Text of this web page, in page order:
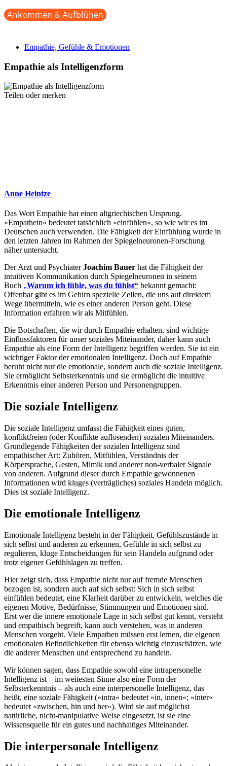
Ankommen & Aufblühen
Empathie, Gefühle & Emotionen
Empathie als Intelligenzform
Teilen oder merken
Anne Heintze
Das Wort Empathie hat einen altgriechischen Ursprung.
»Empathein« bedeutet tatsächlich »einfühlen«, so wie wir es im
Deutschen auch verwenden. Die Fähigkeit der Einfühlung wurde in
den letzten Jahren im Rahmen der Spiegelneuronen-Forschung
näher untersucht.
Der Arzt und PsychiaterJoachim Bauer hat die Fähigkeit der
intuitiven Kommunikation durch Spiegelneuronen in seinem
Buch „Warum ich fühle, was du fühlst“ bekannt gemacht:
Offenbar gibt es im Gehirn spezielle Zellen, die uns auf direktem
Wege übermitteln, wie es einer anderen Person geht. Diese
Information erfahren wir als Mitfühlen.
Die Botschaften, die wir durch Empathie erhalten, sind wichtige
Einflussfaktoren für unser soziales Miteinander, daher kann auch
Empathie als eine Form der Intelligenz begriffen werden. Sie ist ein
wichtiger Faktor der emotionalen Intelligenz. Doch auf Empathie
beruht nicht nur die emotionale, sondern auch die soziale Intelligenz.
Sie ermöglicht Selbsterkenntnis und sie ermöglicht die intuitive
Erkenntnis einer anderen Person und Personengruppen.
Die soziale Intelligenz
Die soziale Intelligenz umfasst die Fähigkeit eines guten,
konfliktfreien (oder Konflikte auflösenden) sozialen Miteinanders.
Grundlegende Fähigkeiten der sozialen Intelligenz sind
empathischer Art: Zuhören, Mitfühlen, Verständnis der
Körpersprache, Gesten, Mimik und anderer non-verbaler Signale
von anderen. Aufgrund dieser durch Empathie gewonnenen
Informationen wird kluges (verträgliches) soziales Handeln möglich.
Dies ist soziale Intelligenz.
Die emotionale Intelligenz
Emotionale Intelligenz besteht in der Fähigkeit, Gefühlszustände in
sich selbst und anderen zu erkennen, Gefühle in sich selbst zu
regulieren, kluge Entscheidungen für sein Handeln aufgrund oder
trotz eigener Gefühlslagen zu treffen.
Hier zeigt sich, dass Empathie nicht nur auf fremde Menschen
bezogen ist, sondern auch auf sich selbst: Sich in sich selbst
einfühlen bedeutet, eine Klarheit darüber zu entwickeln, welches die
eigenen Motive, Bedürfnisse, Stimmungen und Emotionen sind.
Erst wer die innere emotionale Lage in sich selbst gut kennt, versteht
und empathisch begreift, kann auch verstehen, was in anderen
Menschen vorgeht. Viele Empathen müssen erst lernen, die eigenen
emotionalen Befindlichkeiten für ebenso wichtig einzuschätzen, wie
die anderer Menschen und entsprechend zu handeln.
Wir können sagen, dass Empathie sowohl eine intrapersonelle
Intelligenz ist – im weitesten Sinne also eine Form der
Selbsterkenntnis – als auch eine interpersonelle Intelligenz, das
heißt, eine soziale Fähigkeit (»intra« bedeutet »in, innen«; »inter«
bedeutet »zwischen, hin und her«). Wird sie auf möglichst
natürliche, nicht-manipulative Weise eingesetzt, ist sie eine
Wissensquelle für ein gutes und nachhaltiges Miteinander.
Die interpersonale Intelligenz